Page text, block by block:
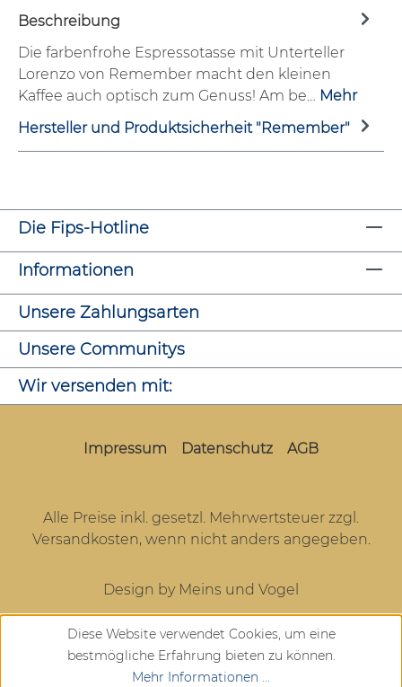
Beschreibung
Die farbenfrohe Espressotasse mit Unterteller
Lorenzo von Remember macht den kleinen
Kaffee auch optisch zum Genuss! Am be… Mehr
Hersteller und Produktsicherheit "Remember"
Die Fips-Hotline
Informationen
Unsere Zahlungsarten
Unsere Communitys
Wir versenden mit:
Impressum Datenschutz AGB
Alle Preise inkl. gesetzl. Mehrwertsteuer zzgl.
Versandkosten, wenn nicht anders angegeben.
Design by Meins und Vogel
Diese Website verwendet Cookies, um eine
bestmögliche Erfahrung bieten zu können.
Mehr Informationen ...